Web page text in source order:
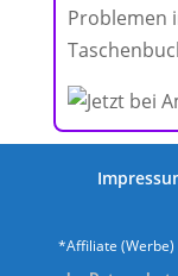
Problemen
*Affiliate (Werbe)